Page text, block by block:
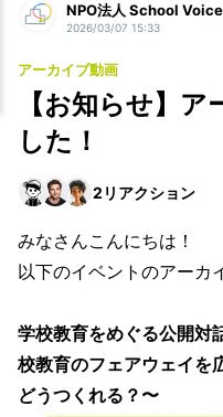
NPO法人 School
2026/03/07 15:33
アーカイブ動画
【お知らせ】
した！
2 リアクション
みなさんこんにちは！
以下のイベントのアーカ
学校教育をめぐる公開
校教育のフェアウェイを
どうつくれる？〜